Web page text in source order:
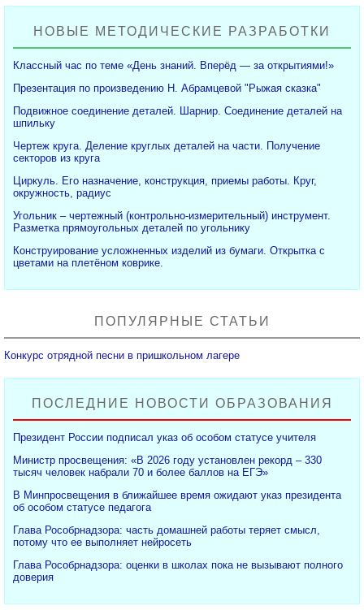
НОВЫЕ МЕТОДИЧЕСКИЕ РАЗРАБОТКИ
Классный час по теме «День знаний. Вперёд — за открытиями!»
Презентация по произведению Н. Абрамцевой "Рыжая сказка"
Подвижное соединение деталей. Шарнир. Соединение деталей на
шпильку
Чертеж круга. Деление круглых деталей на части. Получение
секторов из круга
Циркуль. Его назначение, конструкция, приемы работы. Круг,
окружность, радиус
Угольник – чертежный (контрольно-измерительный) инструмент.
Разметка прямоугольных деталей по угольнику
Конструирование усложненных изделий из бумаги. Открытка с
цветами на плетёном коврике.
ПОПУЛЯРНЫЕ СТАТЬИ
Конкурс отрядной песни в пришкольном лагере
ПОСЛЕДНИЕ НОВОСТИ ОБРАЗОВАНИЯ
Президент России подписал указ об особом статусе учителя
Министр просвещения: «В 2026 году установлен рекорд – 330
тысяч человек набрали 70 и более баллов на ЕГЭ»
В Минпросвещения в ближайшее время ожидают указ президента
об особом статусе педагога
Глава Рособрнадзора: часть домашней работы теряет смысл,
потому что ее выполняет нейросеть
Глава Рособрнадзора: оценки в школах пока не вызывают полного
доверия